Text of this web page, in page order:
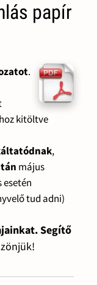
papír
.
kitöltve
,
május
esetén
tud adni)
Segítő